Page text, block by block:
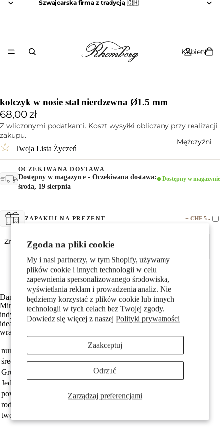
Zgoda na pliki cookie
My i nasi partnerzy, w tym Shopify, używamy
plików cookie i innych technologii w celu
zapewnienia spersonalizowanego środowiska,
wyświetlania reklam i prowadzenia analiz. Nie
będziemy korzystać z plików cookie lub innych
technologii w tych celach bez Twojej zgody.
Dowiedz się więcej z naszejPolityki prywatności
Zarządzaj preferencjami
Zaakceptuj
Odrzuć
Szwajcarska firma z tradycją 🇨🇭
Kobiety
Mężczyźni
kolczyk w nosie stal nierdzewna Ø1.5 mm
68,00 zł
Z wliczonymi podatkami. Koszt wysyłki obliczany przy realizacji
zakupu.
☆ Twoja Lista Życzeń
OCZEKIWANA DOSTAWA
Dostępny w magazynie - Oczekiwana dostawa:
środa, 19 sierpnia
Dostępny w magazynie
ZAPAKUJ NA PREZENT + CHF 5.-
Zmniejsz ilość
Zwiększ ilość
Szczególnie łatwy w pielęgnacji i przyjazny dla skóry
Średnica wynosi 1.5 mm
Damski kolczyk do nosa wykonany ze stali nierdzewnej.
Minimalistyczny i elegancki design, który doskonale podkreśli
indywidualny styl. Hipoalergiczny, trwały i łatwy w pielęgnacji,
idealny do codziennego noszenia. Komfortowy i bezpieczny dla
wrażliwej skóry.
numer zamówienia
222167
średnica
1.5 mm
Grupa docelowa
Jednostka
sztuka
powierzchnia
błyszczący
rodzaj biżuterii
tworzywo